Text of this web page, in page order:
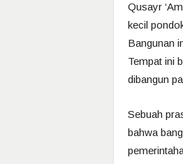
Qusayr
kecil
Bangunan
Tempat ini
dibangun
Sebuah
bahwa